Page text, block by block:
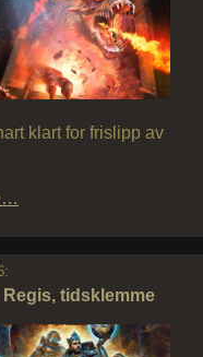
klart for frislipp av
tidsklemme